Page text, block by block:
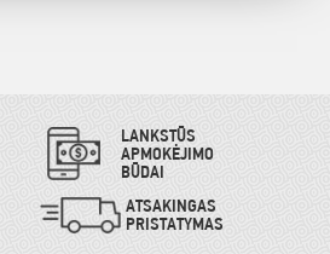
LANKSTŪS
APMOKĖJIMO
BŪDAI
ATSAKINGAS
PRISTATYMAS